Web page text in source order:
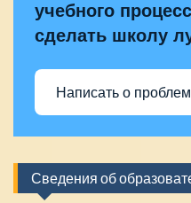
учебного
сделать школу
Написать о
Сведения об